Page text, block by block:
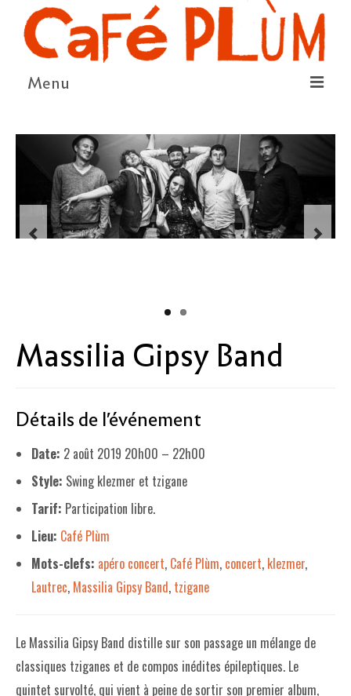
Menu
LA COOPÉRATIVE & L’ASSO
LE CONSEIL COOPÉRATIF
NOUS SOUTENIR
AMI·ES ARTISTES
LE CAFÉ/RESTO
LES FORMULES
LA CARTE
NOS FOURNISSEUR·EUSE·S
LA LIBRAIRIE
UNE LIBRAIRIE INDÉPENDANTE
LES EXPOSITIONS
INFOS & ACCESSIBILITÉ
Massilia Gipsy Band
Détails de l'événement
Date: 2 août 2019 20h00 – 22h00
Style: Swing klezmer et tzigane
Tarif: Participation libre.
Lieu: Café Plùm
Mots-clefs: apéro concert, Café Plùm, concert, klezmer,
Lautrec, Massilia Gipsy Band, tzigane
Le Massilia Gipsy Band distille sur son passage un mélange de
classiques tziganes et de compos inédites épileptiques. Le
quintet survolté, qui vient à peine de sortir son premier album,